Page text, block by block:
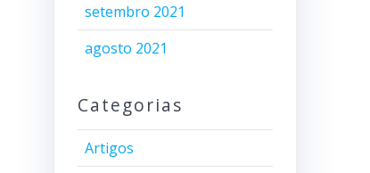
setembro 2021
agosto 2021
Categorias
Artigos